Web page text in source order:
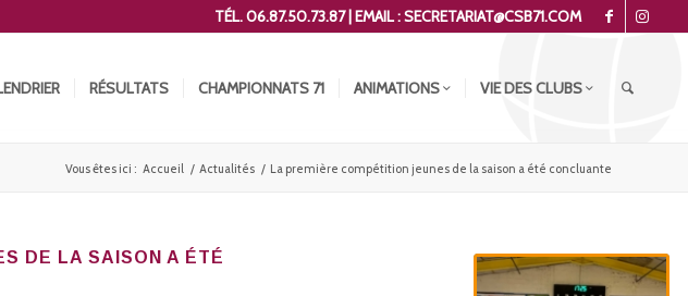
TÉL. 06.87.50.73.87 | EMAIL : SECRETARIAT@CSB71.COM
RÉSULTATS CHAMPIONNATS 71 ANIMATIONS VIE DES CLUBS
Vous êtes ici : Accueil / Actualités / La première compétition jeunes de la saison a été concluante
DE LA SAISON A ÉTÉ